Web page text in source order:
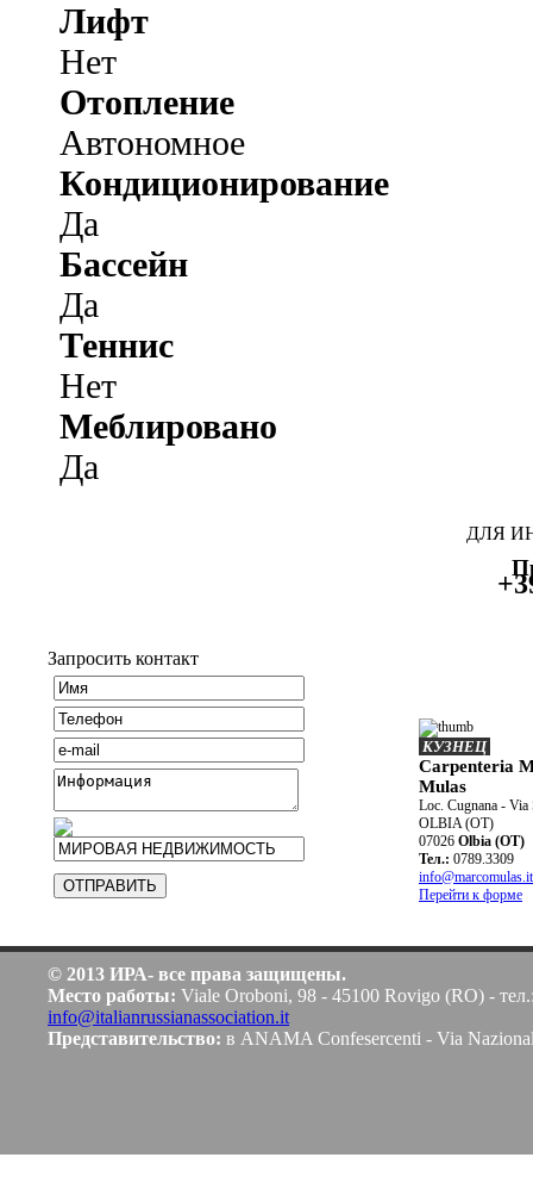
Лифт
Нет
Отопление
Автономное
Кондиционирование
Да
Бассейн
Да
Теннис
Нет
Меблировано
Да
ДЛЯ
Запросить контакт
КУЗНЕЦ
Carpenteria
Mulas
Loc. Cugnana - Via
OLBIA (OT)
07026 Olbia (OT)
Teл.: 0789.3309
info@marcomulas.it
Перейти к форме
© 2013 ИРА- все права защищены.
Место работы: Viale Oroboni, 98 - 45100 Rovigo (RO) -
info@italianrussianassociation.it
Представительство: в ANAMA Confesercenti - Via